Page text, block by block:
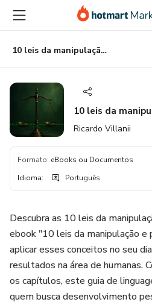
para
conteúdo
principal
para
pagamento
para
rodapé
10 leis da manipulação e persuasão
10 leis da
Ricardo Villanii
Formato: eBooks ou Documentos
Idioma: Português
Descubra as 10 leis da
ebook "10 leis da manipulação e
aplicar esses conceitos no seu
resultados na área de humanas.
os capítulos, este guia de
quem busca desenvolvimento